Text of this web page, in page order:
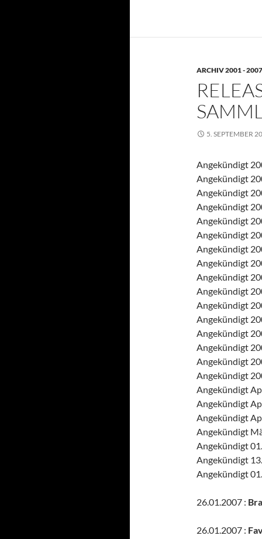
ARCHIV 2001 - 2007
5. SEPTEMBER
Angekündigt
Angekündigt
Angekündigt
Angekündigt
Angekündigt
Angekündigt
Angekündigt
Angekündigt
Angekündigt
Angekündigt
Angekündigt
Angekündigt
Angekündigt
Angekündigt
Angekündigt
Angekündigt
Angekündigt
Angekündigt
Angekündigt
Angekündigt
Angekündigt
Angekündigt
Angekündigt
26.01.2007 :
26.01.2007 :